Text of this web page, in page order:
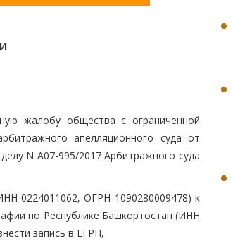
жалобу общества с ограниченной
апелляционного суда от
N А07-995/2017 Арбитражного суда
0224011062, ОГРН 1090280009478) к
по Республике Башкортостан (ИНН
запись в ЕГРП,